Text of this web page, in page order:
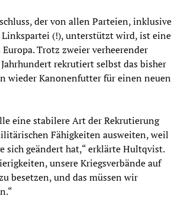
der von allen Parteien, inklusive
Linkspartei (!), unterstützt wird, ist eine
Trotz zweier verheerender
rekrutiert selbst das bisher
wieder Kanonenfutter für einen neuen
eine stabilere Art der Rekrutierung
Fähigkeiten ausweiten, weil
sich geändert hat,“ erklärte Hultqvist.
unsere Kriegsverbände auf
besetzen, und das müssen wir